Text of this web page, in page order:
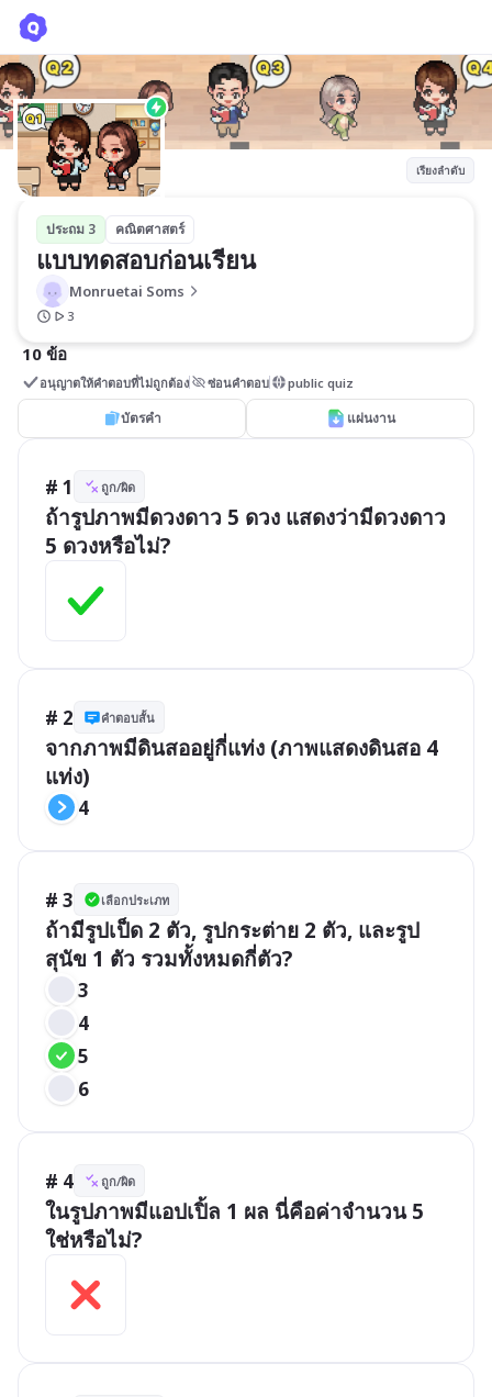
เรียงลำดับ
ประถม 3 คณิตศาสตร์
แบบทดสอบก่อนเรียน
Monruetai Soms
3
10 ข้อ
อนุญาตให้คำตอบที่ไม่ถูกต้อง ซ่อนคำตอบ public quiz
บัตรคำ แผ่นงาน
# 1 ถูก/ผิด
ถ้ารูปภาพมีดวงดาว 5 ดวง แสดงว่ามีดวงดาว
5 ดวงหรือไม่?
# 2 คำตอบสั้น
จากภาพมีดินสออยู่กี่แท่ง (ภาพแสดงดินสอ 4
แท่ง)
4
# 3 เลือกประเภท
ถ้ามีรูปเป็ด 2 ตัว, รูปกระต่าย 2 ตัว, และรูป
สุนัข 1 ตัว รวมทั้งหมดกี่ตัว?
3
4
5
6
# 4 ถูก/ผิด
ในรูปภาพมีแอปเปิ้ล 1 ผล นี่คือค่าจำนวน 5
ใช่หรือไม่?